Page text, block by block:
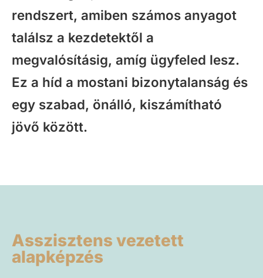
rendszert, amiben számos anyagot
találsz a kezdetektől a
megvalósításig, amíg ügyfeled lesz.
Ez a híd a mostani bizonytalanság és
egy szabad, önálló, kiszámítható
jövő között.
Asszisztens vezetett
alapképzés